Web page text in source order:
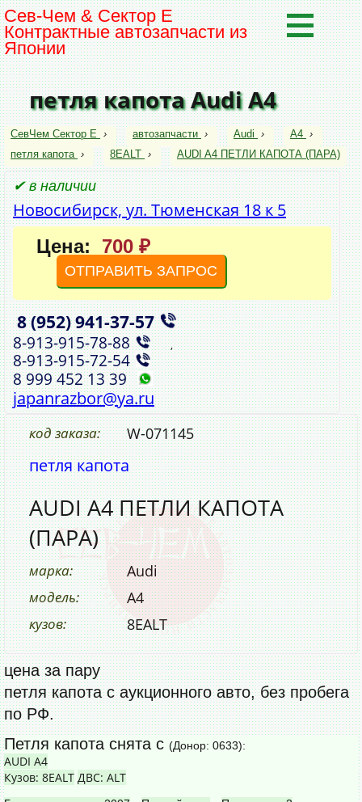
Сев-Чем & Сектор Е
Контрактные автозапчасти из
Японии
петля капота Audi A4
СевЧем Сектор Е › автозапчасти › Audi › A4 ›
петля капота › 8EALT › AUDI A4 ПЕТЛИ КАПОТА (ПАРА)
✔ в наличии
Новосибирск, ул. Тюменская 18 к 5
Цена: 700 ₽
ОТПРАВИТЬ ЗАПРОС
8 (952)941‑37‑57 ,
8‑913‑915‑78‑88 ,
8‑913‑915‑72‑54
8 999 452 13 39
japanrazbor@ya.ru
код заказа: W-071145
петля капота
AUDI A4 ПЕТЛИ КАПОТА
(ПАРА)
марка: Audi
модель: A4
кузов: 8EALT
цена за пару
петля капота с аукционного авто, без пробега
по РФ.
Петля капота снята с (Донор: 0633):
AUDI A4
Кузов: 8EALT ДВС: ALT